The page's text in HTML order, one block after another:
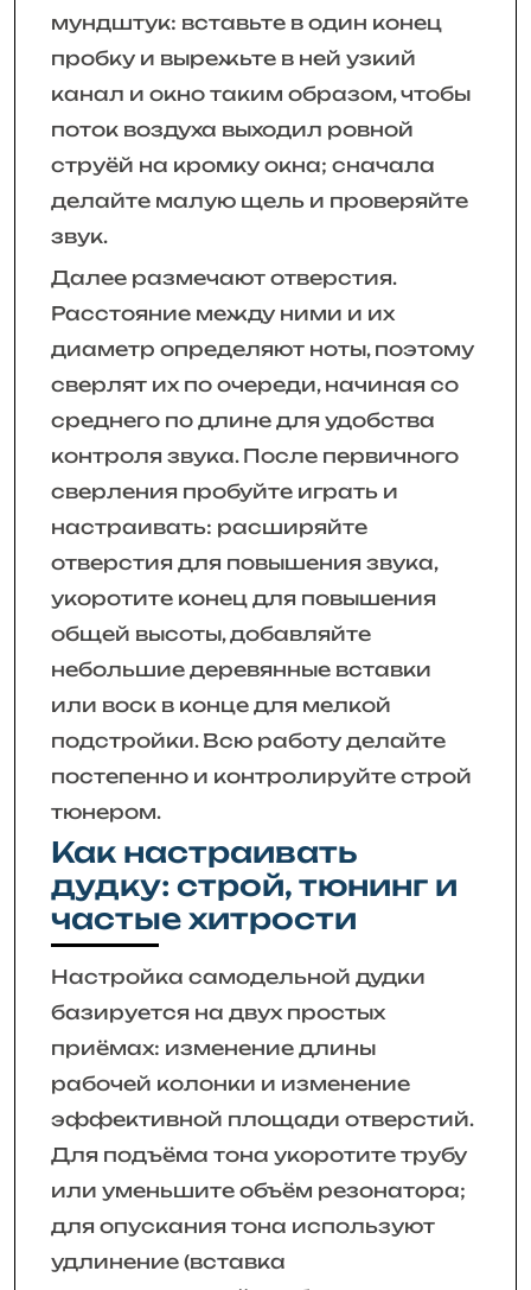
мундштук: вставьте в один конец
пробку и вырежьте в ней узкий
канал и окно таким образом, чтобы
поток воздуха выходил ровной
струёй на кромку окна; сначала
делайте малую щель и проверяйте
звук.
Далее размечают отверстия.
Расстояние между ними и их
диаметр определяют ноты, поэтому
сверлят их по очереди, начиная со
среднего по длине для удобства
контроля звука. После первичного
сверления пробуйте играть и
настраивать: расширяйте
отверстия для повышения звука,
укоротите конец для повышения
общей высоты, добавляйте
небольшие деревянные вставки
или воск в конце для мелкой
подстройки. Всю работу делайте
постепенно и контролируйте строй
тюнером.
Как настраивать
дудку: строй, тюнинг и
частые хитрости
Настройка самодельной дудки
базируется на двух простых
приёмах: изменение длины
рабочей колонки и изменение
эффективной площади отверстий.
Для подъёма тона укоротите трубу
или уменьшите объём резонатора;
для опускания тона используют
удлинение (вставка